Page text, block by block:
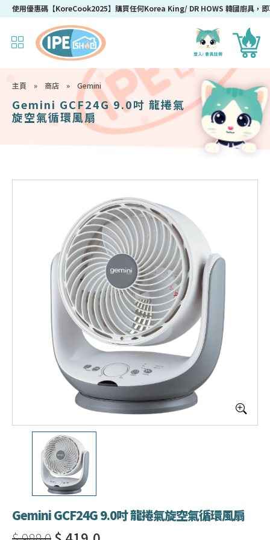
使用優惠碼【KoreCook2025】購買任何Korea King/ DR HOWS 韓國廚具，
主頁 » 商店 » Gemini
Gemini GCF24G 9.0吋 龍捲氣
旋空氣循環風扇
Gemini GCF24G 9.0吋 龍捲氣旋空氣循環風扇